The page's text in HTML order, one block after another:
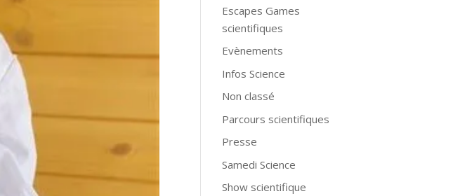
Escapes Games
scientifiques
Evènements
Infos Science
Non classé
Parcours scientifiques
Presse
Samedi Science
Show scientifique